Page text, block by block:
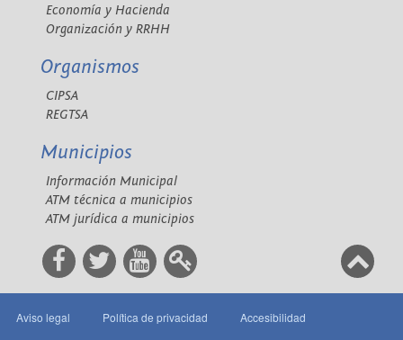
Economía y Hacienda
Organización y RRHH
Organismos
CIPSA
REGTSA
Municipios
Información Municipal
ATM técnica a municipios
ATM jurídica a municipios
Aviso legal Política de privacidad Accesibilidad